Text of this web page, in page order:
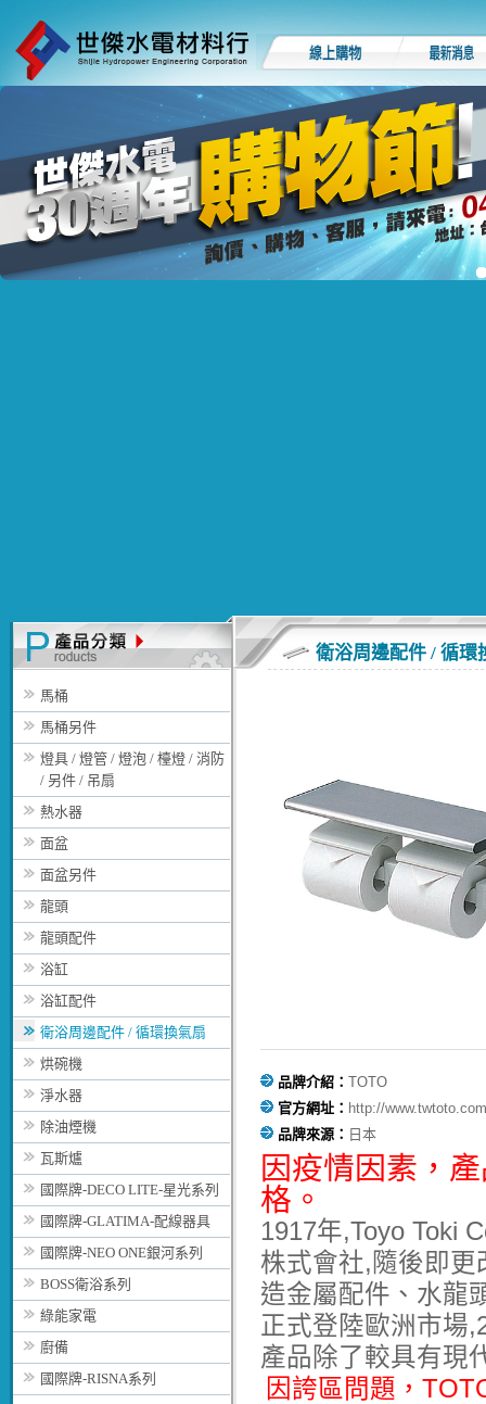
馬桶
馬桶另件
燈具 / 燈管 / 燈泡 / 檯燈 / 消防
/ 另件 / 吊扇
熱水器
面盆
面盆另件
龍頭
龍頭配件
浴缸
浴缸配件
衛浴周邊配件 / 循環換氣扇
烘碗機
淨水器
除油煙機
瓦斯爐
國際牌-DECO LITE-星光系列
國際牌-GLATIMA-配線器具
國際牌-NEO ONE銀河系列
BOSS衛浴系列
綠能家電
廚備
國際牌-RISNA系列
衛浴周邊配件 / 循環
品牌介紹： TOTO
官方網址： http://
品牌來源： 日本
因疫情因素，
格。
1917年,Toyo Toki
株式會社,隨後即
造金屬配件、水龍
正式登陸歐洲市場
產品除了較具有現
因誇區問題，